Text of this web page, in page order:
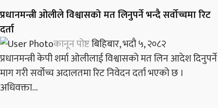
प्रधानमन्त्री ओलीले विश्वासको मत लिनुपर्ने भन्दै सर्वोच्चमा रिट
दर्ता
कानून पोष्टबिहिबार, भदौ ५, २०८२
प्रधानमन्त्री केपी शर्मा ओलीलाई विश्वासको मत लिन आदेश दिनुपर्ने
माग गरी सर्वोच्च अदालतमा रिट निवेदन दर्ता भएको छ ।
अधिवक्ता...